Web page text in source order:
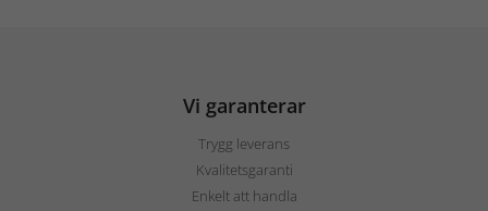
Vi garanterar
Trygg leverans
Kvalitetsgaranti
Enkelt att handla